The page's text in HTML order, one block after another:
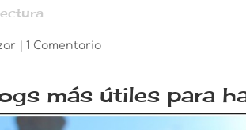
|1 Comentario
más útiles para